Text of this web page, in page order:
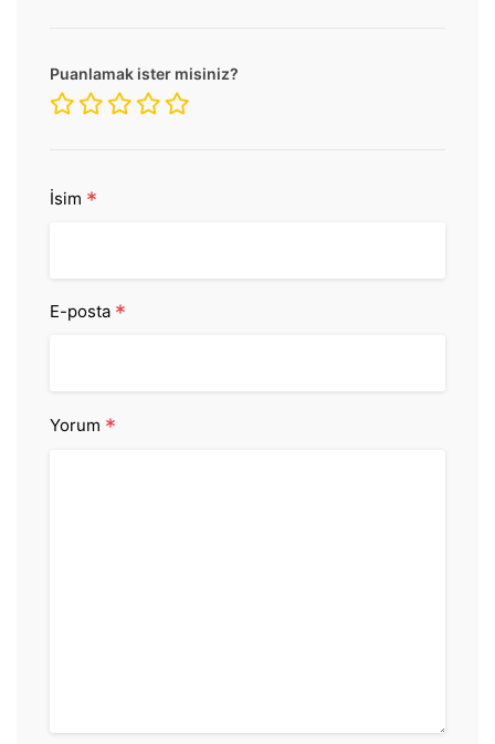
Puanlamak ister misiniz?
İsim *
E-posta *
Yorum *